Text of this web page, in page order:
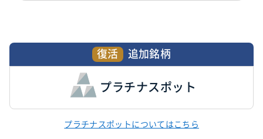
復活 追加銘柄
プラチナスポット
プラチナスポットについてはこちら